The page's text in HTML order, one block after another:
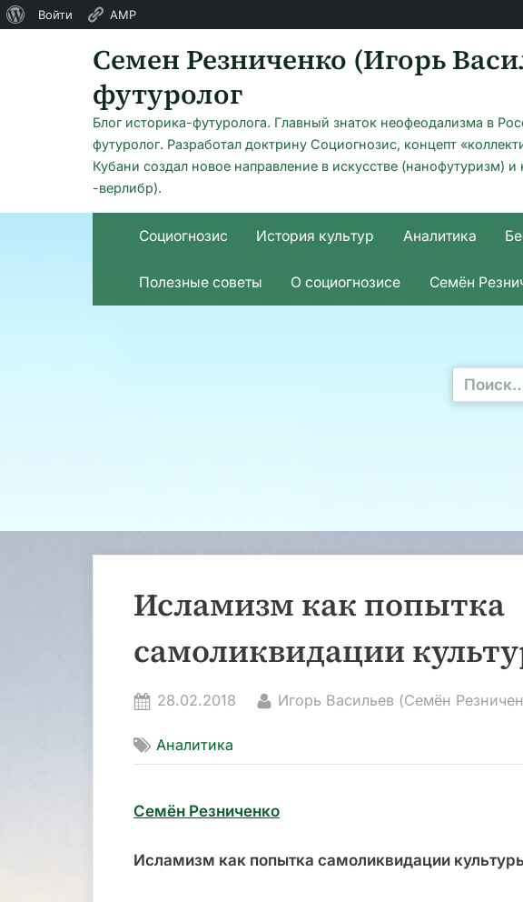
Войти AMP
Семен Резниченко (Игорь
футуролог
Блог историка-футуролога. Главный знаток неофеодализма в
футуролог. Разработал доктрину Социогнозис, концепт
Кубани создал новое направление в искусстве (нанофутуризм)
-верлибр).
Cоциогнозис История культур Аналитика
Полезные советы О социогнозисе Семён
Найти:
Исламизм как попытка
самоликвидации
Posted
28.02.2018 By
Игорь Васильев (Семён
Аналитика
Семён Резниченко
Исламизм как попытка самоликвидации